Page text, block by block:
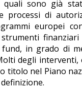
sono già
processi di
europei
finanziari
in grado di
degli interventi,
titolo nel Piano